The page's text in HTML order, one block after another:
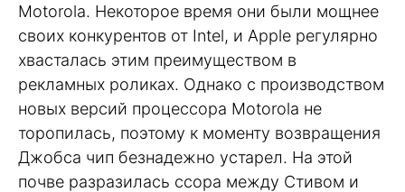
Motorola. Некоторое время они были мощнее
своих конкурентов от Intel, и Apple регулярно
хвасталась этим преимуществом в
рекламных роликах. Однако с производством
новых версий процессора Motorola не
торопилась, поэтому к моменту возвращения
Джобса чип безнадежно устарел. На этой
почве разразилась ссора между Стивом и